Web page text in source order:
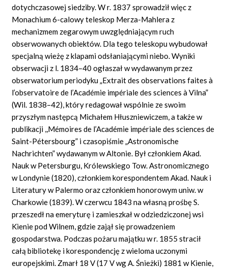
dotychczasowej siedziby. W r. 1837 sprowadził więc z
Monachium 6-calowy teleskop Merza-Mahlera z
mechanizmem zegarowym uwzględniającym ruch
obserwowanych obiektów. Dla tego teleskopu wybudował
specjalną wieżę z klapami odsłaniającymi niebo. Wyniki
obserwacji z l. 1834–40 ogłaszał w wydawanym przez
obserwatorium periodyku „Extraitdes observations faites à
l’observatoire de l’Académie impériale des sciences à Vilna”
(Wil. 1838–42), który redagował wspólnie ze swoim
przyszłym następcą Michałem Hłuszniewiczem, a także w
publikacji ,,Mémoires de l’Académie impériale des sciences de
Saint-Pétersbourg” i czasopiśmie „Astronomische
Nachrichten” wydawanym w Altonie. Był członkiem Akad.
Nauk w Petersburgu, Królewskiego Tow. Astronomicznego
w Londynie (1820), członkiem korespondentem Akad. Nauk i
Literatury w Palermo oraz członkiem honorowym uniw. w
Charkowie (1839). W czerwcu 1843 na własną prośbę S.
przeszedł na emeryturę i zamieszkał w odziedziczonej wsi
Kienie pod Wilnem, gdzie zajął się prowadzeniem
gospodarstwa. Podczas pożaru majątku w r. 1855 stracił
całą bibliotekę i korespondencję z wieloma uczonymi
europejskimi. Zmarł 18 V (17 V wg A. Śnieżki) 1881 w Kienie,